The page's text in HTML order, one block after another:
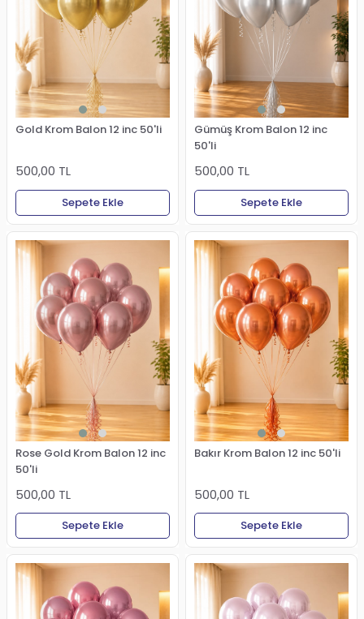
Gold Krom Balon 12 inc 50'li
500,00 TL
Sepete Ekle
Gümüş Krom Balon 12 inc
50'li
500,00 TL
Sepete Ekle
Rose Gold Krom Balon 12 inc
50'li
500,00 TL
Sepete Ekle
Bakır Krom Balon 12 inc 50'li
500,00 TL
Sepete Ekle